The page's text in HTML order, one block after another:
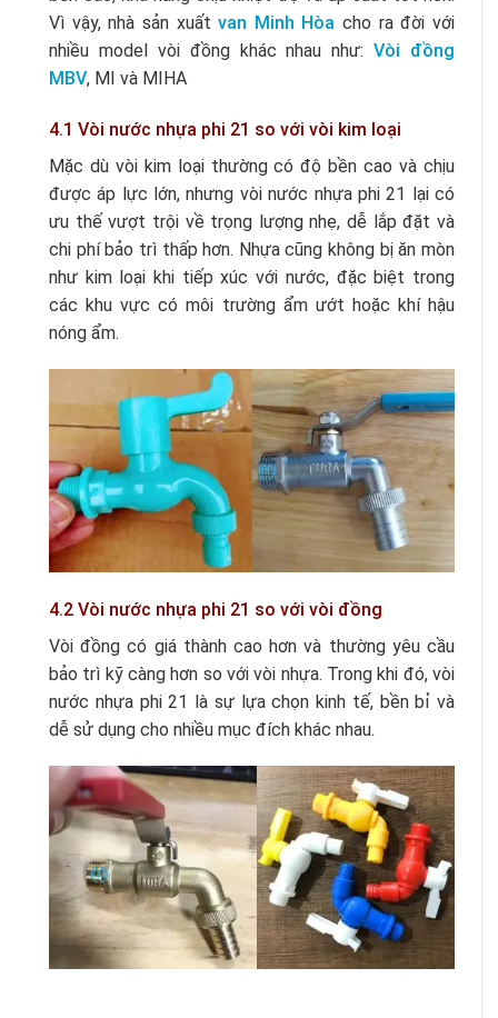
Vì vậy, nhà sản xuấtvan Minh Hòa cho ra đời với
nhiều model vòi đồng khác nhau như:Vòi đồng
MBV, MI và MIHA
4.1 Vòi nước nhựa phi 21 so với vòi kim loại
Mặc dù vòi kim loại thường có độ bền cao và chịu
được áp lực lớn, nhưng vòi nước nhựa phi 21 lại có
ưu thế vượt trội về trọng lượng nhẹ, dễ lắp đặt và
chi phí bảo trì thấp hơn. Nhựa cũng không bị ăn mòn
như kim loại khi tiếp xúc với nước, đặc biệt trong
các khu vực có môi trường ẩm ướt hoặc khí hậu
nóng ẩm.
4.2 Vòi nước nhựa phi 21 so với vòi đồng
Vòi đồng có giá thành cao hơn và thường yêu cầu
bảo trì kỹ càng hơn so với vòi nhựa. Trong khi đó, vòi
nước nhựa phi 21 là sự lựa chọn kinh tế, bền bỉ và
dễ sử dụng cho nhiều mục đích khác nhau.